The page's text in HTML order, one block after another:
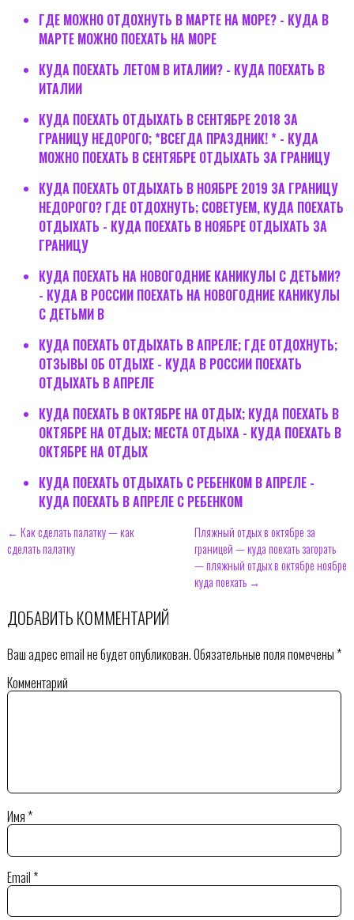
ГДЕ МОЖНО ОТДОХНУТЬ В МАРТЕ НА МОРЕ? - КУДА В
МАРТЕ МОЖНО ПОЕХАТЬ НА МОРЕ
КУДА ПОЕХАТЬ ЛЕТОМ В ИТАЛИИ? - КУДА ПОЕХАТЬ В
ИТАЛИИ
КУДА ПОЕХАТЬ ОТДЫХАТЬ В СЕНТЯБРЕ 2018 ЗА
ГРАНИЦУ НЕДОРОГО; *ВСЕГДА ПРАЗДНИК! * - КУДА
МОЖНО ПОЕХАТЬ В СЕНТЯБРЕ ОТДЫХАТЬ ЗА ГРАНИЦУ
КУДА ПОЕХАТЬ ОТДЫХАТЬ В НОЯБРЕ 2019 ЗА ГРАНИЦУ
НЕДОРОГО? ГДЕ ОТДОХНУТЬ; СОВЕТУЕМ, КУДА ПОЕХАТЬ
ОТДЫХАТЬ - КУДА ПОЕХАТЬ В НОЯБРЕ ОТДЫХАТЬ ЗА
ГРАНИЦУ
КУДА ПОЕХАТЬ НА НОВОГОДНИЕ КАНИКУЛЫ С ДЕТЬМИ?
- КУДА В РОССИИ ПОЕХАТЬ НА НОВОГОДНИЕ КАНИКУЛЫ
С ДЕТЬМИ В
КУДА ПОЕХАТЬ ОТДЫХАТЬ В АПРЕЛЕ; ГДЕ ОТДОХНУТЬ;
ОТЗЫВЫ ОБ ОТДЫХЕ - КУДА В РОССИИ ПОЕХАТЬ
ОТДЫХАТЬ В АПРЕЛЕ
КУДА ПОЕХАТЬ В ОКТЯБРЕ НА ОТДЫХ; КУДА ПОЕХАТЬ В
ОКТЯБРЕ НА ОТДЫХ; МЕСТА ОТДЫХА - КУДА ПОЕХАТЬ В
ОКТЯБРЕ НА ОТДЫХ
КУДА ПОЕХАТЬ ОТДЫХАТЬ С РЕБЕНКОМ В АПРЕЛЕ -
КУДА ПОЕХАТЬ В АПРЕЛЕ С РЕБЕНКОМ
← Как сделать палатку — как
сделать палатку
Пляжный отдых в октябре за
границей — куда поехать загорать
— пляжный отдых в октябре ноябре
куда поехать →
ДОБАВИТЬ КОММЕНТАРИЙ
Ваш адрес email не будет опубликован.Обязательные поля помечены*
Комментарий
Имя*
Email*